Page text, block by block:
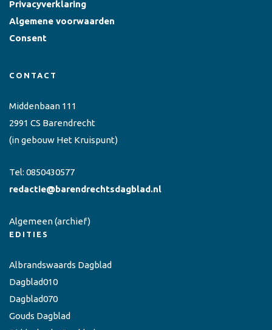
Privacyverklaring
Algemene voorwaarden
Consent
CONTACT
Middenbaan 111
2991 CS Barendrecht
(in gebouw Het Kruispunt)
Tel: 0850430577
redactie@barendrechtsdagblad.nl
Algemeen(archief)
EDITIES
Albrandswaards Dagblad
Dagblad010
Dagblad070
Gouds Dagblad